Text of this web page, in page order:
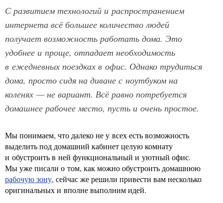
С развитием технологий и распространением
интернета всё большее количество людей
получает возможность работать дома. Это
удобнее и проще, отпадает необходимость
в ежедневных поездках в офис. Однако трудиться
дома, просто сидя на диване с ноутбуком на
коленях — не вариант. Всё равно потребуется
домашнее рабочее место, пусть и очень простое.
Мы понимаем, что далеко не у всех есть возможность
выделить под домашний кабинет целую комнату
и обустроить в ней функциональный и уютный офис.
Мы уже писали о том, как можно обустроить домашнюю
рабочую зону, сейчас же решили привести вам несколько
оригинальных и вполне выполним идей.